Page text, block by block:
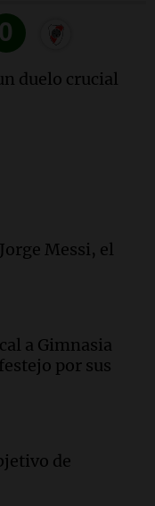
Jorge, no sé si
llegó"
esa casa
el mito
duelo crucial
Messi, el
a Gimnasia
por sus
de